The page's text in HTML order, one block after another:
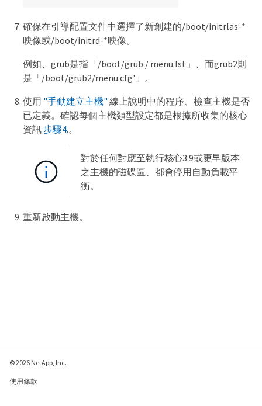
確保在引導配置文件中選擇了新創建的/boot/initrlas-*
映像或/boot/initrd-*映像。
例如、grub是指「/boot/grub / menu.lst」、而grub2則
是「/boot/grub2/menu.cfg'」。
使用 "手動建立主機" 線上說明中的程序、檢查主機是否
已定義。確認每個主機類型設定都是根據所收集的核心
資訊步驟4.。
對於任何對應至執行核心3.9或更早版本
之主機的磁碟區、都會停用自動負載平
衡。
重新啟動主機。
© 2026 NetApp, Inc.
使用條款